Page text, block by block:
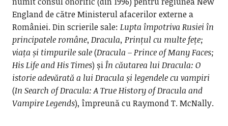
England de către Ministerul afacerilor externe a
României. Din scrierile sale: Lupta împotriva Rusiei în
principatele române, Dracula, Prințul cu multe fețe;
viața și timpurile sale(Dracula – Prince of Many Faces;
His Life and His Times) șiÎn căutarea lui Dracula: O
istorie adevărată a lui Dracula și legendele cu vampiri
(In Search of Dracula: A True History of Dracula and
Vampire Legends), împreună cu Raymond T. McNally.